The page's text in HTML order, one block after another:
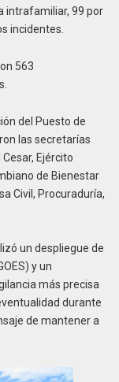
intrafamiliar, 99 por
incidentes.
563
del Puesto de
las secretarías
Ejército
de Bienestar
Civil, Procuraduría,
un despliegue de
y un
más precisa
durante
de mantener a